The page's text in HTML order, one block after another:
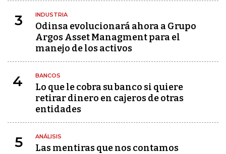
3 INDUSTRIA
Odinsa evolucionará ahora a Grupo
Argos Asset Managment para el
manejo de los activos
4 BANCOS
Lo que le cobra su banco si quiere
retirar dinero en cajeros de otras
entidades
5 ANÁLISIS
Las mentiras que nos contamos